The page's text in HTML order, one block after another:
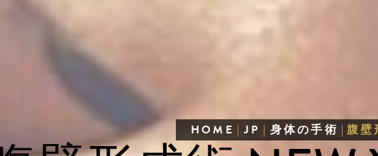
HOME | JP | 身体の手術 | 腹壁